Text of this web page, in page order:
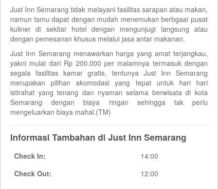
Just Inn Semarang tidak melayani fasilitas sarapan atau makan,
namun tamu dapat dengan mudah menemukan berbgaai pusat
kuliner di sekitar hotel dengan mengunjugi langsung atau
dengan pemesanan khusus melalui jasa antar makanan.
Just Inn Semarang menawarkan harga yang amat terjangkau,
yakni mulai dari Rp 200.000 per malamnya termasuk dengan
segala fasilitas kamar gratis, tentunya Just Inn Semarang
merupakan pilihan akomodasi yang tepat untuk hari hari
istirahat yang tenang dan nyaman selama berwisata di kota
Semarang dengan biaya ringan sehingga tak perlu
mengeluarkan biaya mahal.(TM)
Informasi Tambahan di Just Inn Semarang
Check In:
14:00
Check Out:
12:00